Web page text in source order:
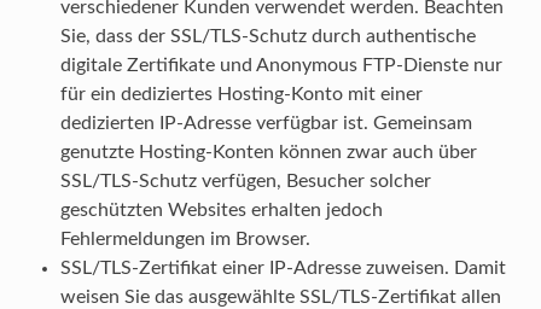
verschiedener Kunden verwendet werden. Beachten
Sie, dass der SSL/TLS-Schutz durch authentische
digitale Zertifikate und Anonymous FTP-Dienste nur
für ein dediziertes Hosting-Konto mit einer
dedizierten IP-Adresse verfügbar ist. Gemeinsam
genutzte Hosting-Konten können zwar auch über
SSL/TLS-Schutz verfügen, Besucher solcher
geschützten Websites erhalten jedoch
Fehlermeldungen im Browser.
SSL/TLS-Zertifikat einer IP-Adresse zuweisen. Damit
weisen Sie das ausgewählte SSL/TLS-Zertifikat allen